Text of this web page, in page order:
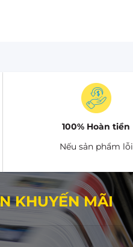
100% Hoàn tiền
Nếu sản phẩm lỗi
KHUYẾN MÃI